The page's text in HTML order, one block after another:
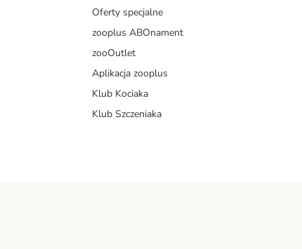
Oferty specjalne
zooplus ABOnament
zooOutlet
Aplikacja zooplus
Klub Kociaka
Klub Szczeniaka